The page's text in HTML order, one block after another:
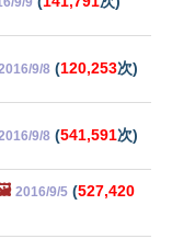
9/8 (120,253次)
9/8 (541,591次)
2016/9/5 (527,420